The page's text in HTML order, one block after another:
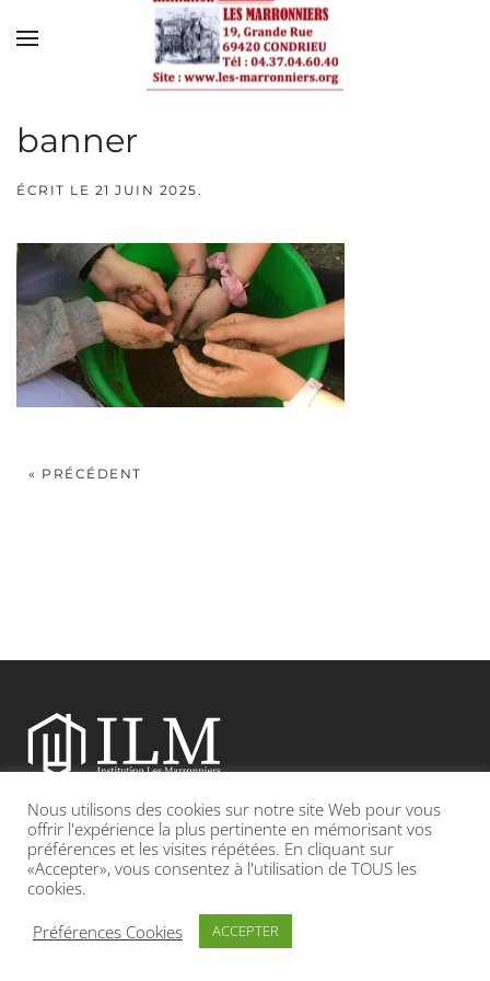
Skip to main content
banner
ÉCRIT LE 21 JUIN 2025.
« PRÉCÉDENT
Etablissement catholique sous contrat d’association avec l’Etat
Adresse : 19, Grande rue 69420 CONDRIEU
INFOS LÉGALES POLITIQUE DE CONFIDENTIALITÉ
Nous utilisons des cookies sur notre site Web pour vous
offrir l'expérience la plus pertinente en mémorisant vos
préférences et les visites répétées. En cliquant sur
«Accepter», vous consentez à l'utilisation de TOUS les
cookies.
Préférences Cookies
ACCEPTER